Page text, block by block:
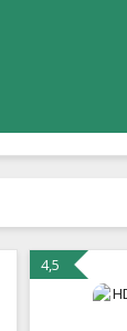
4,5